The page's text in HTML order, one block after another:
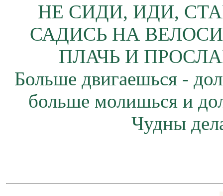
НЕ СИДИ, ИДИ,
САДИСЬ НА
ПЛАЧЬ И
Больше двигаешься -
больше молишься и
Чудны